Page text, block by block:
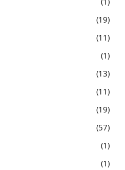
19
11
1
13
11
19
57
1
1